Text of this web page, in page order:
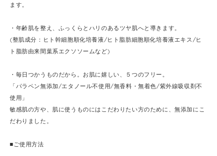
ます。
・年齢肌を整え、ふっくらとハリのあるツヤ肌へと導きます。
(整肌成分：ヒト幹細胞順化培養液/ヒト脂肪細胞順化培養液エキス/ヒ
ト脂肪由来間葉系エクソソームなど)
・毎日つかうものだから。お肌に嬉しい、５つのフリー。
「パラペン無添加/エタノール不使用/無香料・無着色/紫外線吸収剤不
使用」
敏感肌の方や、肌に使うものにはこだわりたい方のために、無添加にこ
だわりました。
■ご使用方法